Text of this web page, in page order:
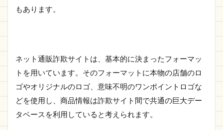
もあります。
ネット通販詐欺サイトは、基本的に決まったフォーマッ
トを用いています。そのフォーマットに本物の店舗のロ
ゴやオリジナルのロゴ、意味不明のワンポイントロゴな
どを使用し、商品情報は詐欺サイト間で共通の巨大デー
タベースを利用していると考えられます。